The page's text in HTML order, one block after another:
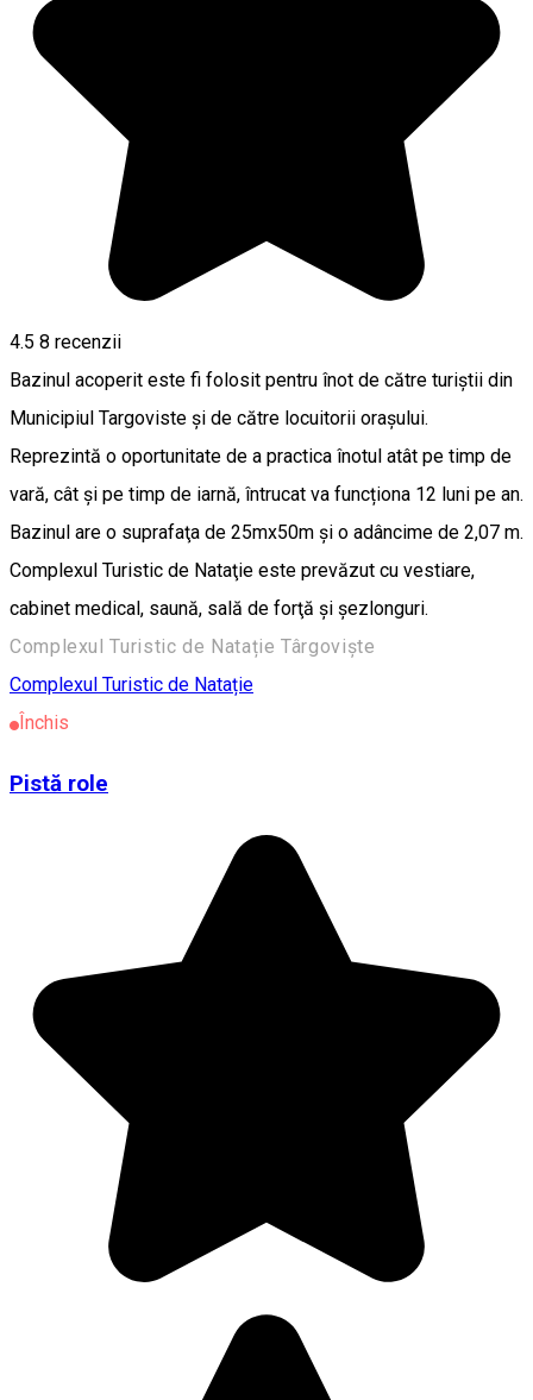
4.5 8 recenzii
Bazinul acoperit este fi folosit pentru înot de către turiștii din
Municipiul Targoviste și de către locuitorii orașului.
Reprezintă o oportunitate de a practica înotul atât pe timp de
vară, cât și pe timp de iarnă, întrucat va funcționa 12 luni pe an.
Bazinul are o suprafaţa de 25mx50m şi o adâncime de 2,07 m.
Complexul Turistic de Nataţie este prevăzut cu vestiare,
cabinet medical, saună, sală de forţă şi şezlonguri.
Complexul Turistic de Natație Târgoviște
Complexul Turistic de Natație
Închis
Pistă role